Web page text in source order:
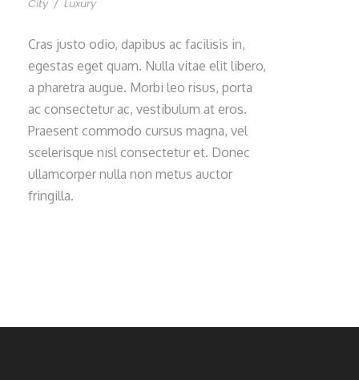
City / Luxury
Cras justo odio, dapibus ac facilisis in,
egestas eget quam. Nulla vitae elit libero,
a pharetra augue. Morbi leo risus, porta
ac consectetur ac, vestibulum at eros.
Praesent commodo cursus magna, vel
scelerisque nisl consectetur et. Donec
ullamcorper nulla non metus auctor
fringilla.